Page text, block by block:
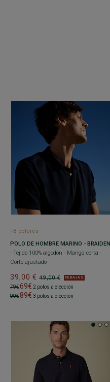
+8 colores
POLO DE HOMBRE MARINO - BRAIDEN
- Tejido 100% algodón - Manga corta -
Corte ajustado
49,00 €
39,00 € REBAJAS
79€69€ 2 polos a elección
99€ 89€ 3 polos a elección